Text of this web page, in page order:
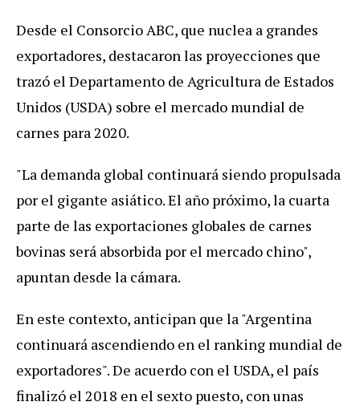
Desde el Consorcio ABC, que nuclea a grandes
exportadores, destacaron las proyecciones que
trazó el Departamento de Agricultura de Estados
Unidos (USDA) sobre el mercado mundial de
carnes para 2020.
"La demanda global continuará siendo propulsada
por el gigante asiático. El año próximo, la cuarta
parte de las exportaciones globales de carnes
bovinas será absorbida por el mercado chino",
apuntan desde la cámara.
En este contexto, anticipan que la "Argentina
continuará ascendiendo en el ranking mundial de
exportadores". De acuerdo con el USDA, el país
finalizó el 2018 en el sexto puesto, con unas